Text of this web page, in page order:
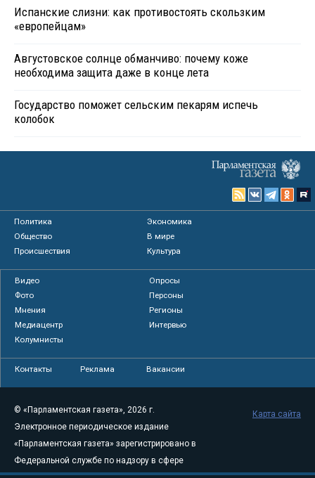
Испанские слизни: как противостоять скользким
«европейцам»
Августовское солнце обманчиво: почему коже
необходима защита даже в конце лета
Государство поможет сельским пекарям испечь
колобок
Политика
Экономика
Общество
В мире
Происшествия
Культура
Видео
Опросы
Фото
Персоны
Мнения
Регионы
Медиацентр
Интервью
Колумнисты
Контакты Реклама Вакансии
© «Парламентская газета», 2026 г.
Электронное периодическое издание
«Парламентская газета» зарегистрировано в
Федеральной службе по надзору в сфере
Карта сайта